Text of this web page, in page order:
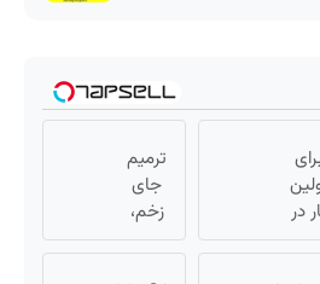
در
ترمیم
جای
زخم،
بخیه و